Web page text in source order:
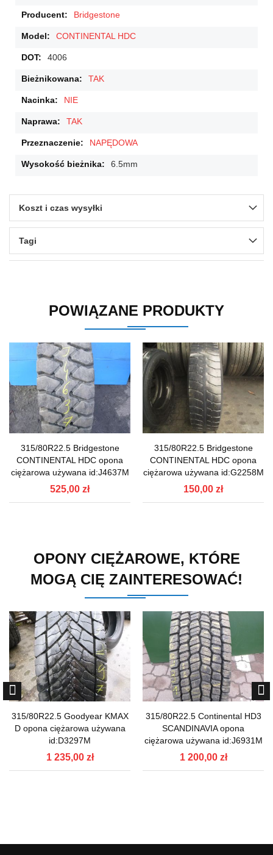
Bridgestone
CONTINENTAL HDC
4006
TAK
NIE
TAK
NAPĘDOWA
6.5mm
Koszt i czas wysyłki
Tagi
POWIĄZANE PRODUKTY
315/80R22.5 Bridgestone
CONTINENTAL HDC opona
ciężarowa używana id:J4637M
525,00 zł
315/80R22.5 Bridgestone
CONTINENTAL HDC opona
ciężarowa używana id:G2258M
150,00 zł
OPONY CIĘŻAROWE, KTÓRE
MOGĄ CIĘ ZAINTERESOWAĆ!
315/80R22.5 Goodyear KMAX
D opona ciężarowa używana
id:D3297M
1 235,00 zł
315/80R22.5 Continental HD3
SCANDINAVIA opona
ciężarowa używana id:J6931M
1 200,00 zł